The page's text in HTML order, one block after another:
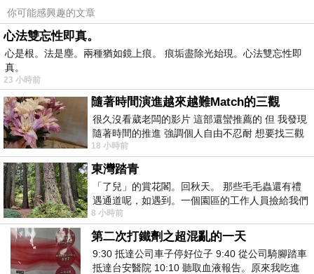
比方說，到現在我還在糾纏準時下班的事
覺得為何工作已經做完了，為何還不能離開公司
的概念。
這位男同事，看得出，他跟我想法一樣，都覺得
事情做完就該“準時”下班！
但其他同事老是喜歡待在公司懶死不走的樣子，
好像是不想回家才留在這的感覺。
再來
前幾天，因為人手不足，被要求去一位老屁股同
事那一組幫忙。
老屁股跟我大概講了一下我要幹嘛
但因為無法那麼快消化她剛講完的，
結果不懂，問她
你可能感興趣的文章
心法雙忘性即真。
心是根。法是塵。兩種猶如鏡上痕。 痕垢盡除光始現。心法雙忘性即
真。
23 小時前
隨著時間演進越來越難Match的三觀
很久沒看葳老闆的影片 這部還蠻推薦的 但 我發現
隨著時間的推進 強調個人自由不忍耐 想要找三觀
接近的不要說對象 連朋友都超
18 小時前
東灣踏青
「了兒」的賞花閣。回秋天。 那些毛毛蟲還有禮
遇通道呢，如遇到。一個園區的工作人員撿給我們
細賞。
8 小時前
第二次打鐵劑之超混亂的一天
9:30 抵達公司車子停好位子 9:40 從公司騎腳踏車
抵達台安醫院 10:10 聽取血液報告。原來我吃進